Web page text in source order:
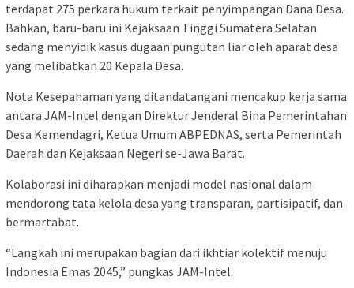
terdapat 275 perkara hukum terkait penyimpangan Dana Desa.
Bahkan, baru-baru ini Kejaksaan Tinggi Sumatera Selatan
sedang menyidik kasus dugaan pungutan liar oleh aparat desa
yang melibatkan 20 Kepala Desa.
Nota Kesepahaman yang ditandatangani mencakup kerja sama
antara JAM-Intel dengan Direktur Jenderal Bina Pemerintahan
Desa Kemendagri, Ketua Umum ABPEDNAS, serta Pemerintah
Daerah dan Kejaksaan Negeri se-Jawa Barat.
Kolaborasi ini diharapkan menjadi model nasional dalam
mendorong tata kelola desa yang transparan, partisipatif, dan
bermartabat.
“Langkah ini merupakan bagian dari ikhtiar kolektif menuju
Indonesia Emas 2045,” pungkas JAM-Intel.